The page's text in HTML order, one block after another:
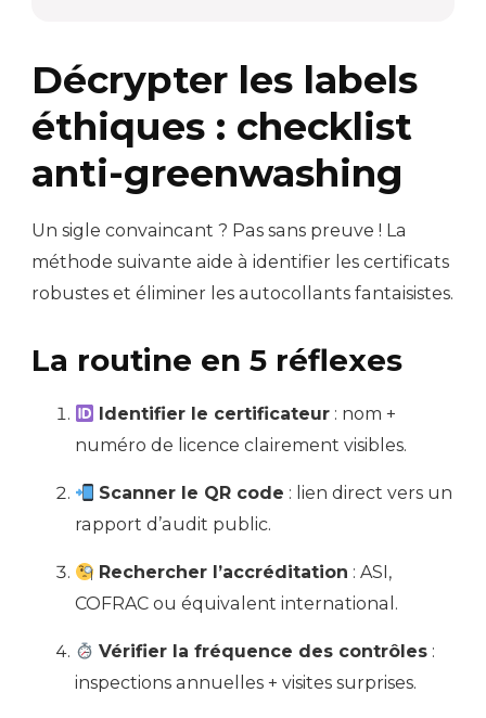
Décrypter les labels
éthiques : checklist
anti-greenwashing
Un sigle convaincant ? Pas sans preuve ! La
méthode suivante aide à identifier les certificats
robustes et éliminer les autocollants fantaisistes.
La routine en 5 réflexes
Identifier le certificateur : nom +
numéro de licence clairement visibles.
Scanner le QR code : lien direct vers un
rapport d’audit public.
Rechercher l’accréditation : ASI,
COFRAC ou équivalent international.
Vérifier la fréquence des contrôles :
inspections annuelles + visites surprises.